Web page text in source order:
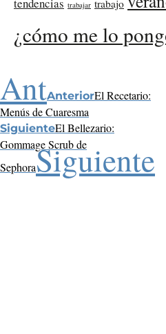
trabajar trabajo
¿cómo me lo
AntAnteriorEl Recetario:
Menús de Cuaresma
SiguienteEl Bellezario:
Gommage Scrub de
SephoraSiguiente